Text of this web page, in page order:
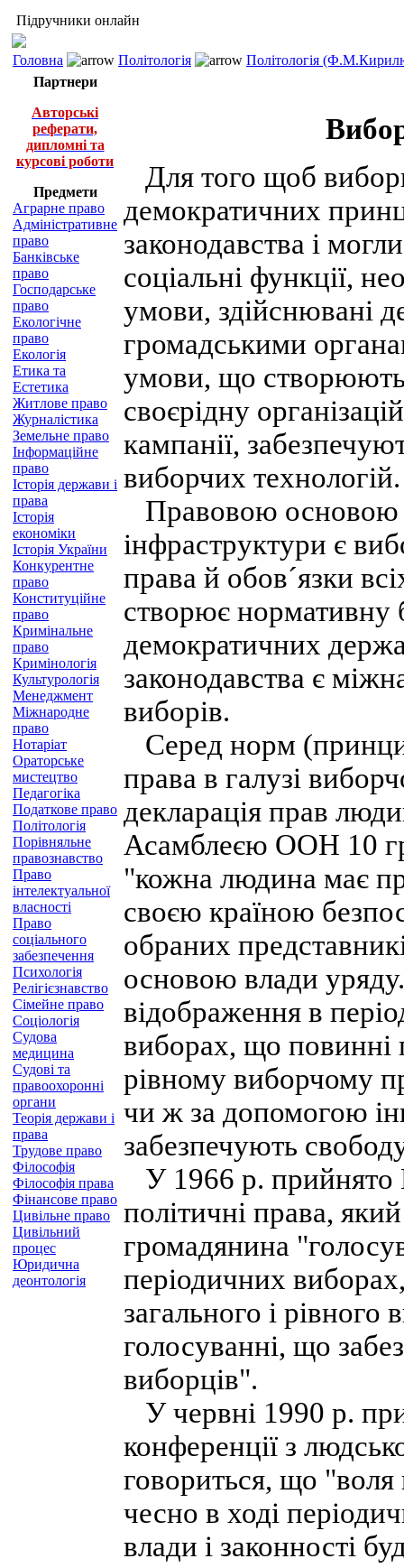
Підручники онлайн
Головна Політологія
Політологія
Партнери
Авторські
реферати,
дипломні та
курсові роботи
Предмети
Аграрне право
Адміністративне
право
Банківське
право
Господарське
право
Екологічне
право
Екологія
Етика та
Естетика
Житлове право
Журналістика
Земельне право
Інформаційне
право
Історія держави і
права
Історія
економіки
Історія України
Конкурентне
право
Конституційне
право
Кримінальне
право
Кримінологія
Культурологія
Менеджмент
Міжнародне
право
Нотаріат
Ораторське
мистецтво
Педагогіка
Податкове право
Політологія
Порівняльне
правознавство
Право
інтелектуальної
власності
Право
соціального
забезпечення
Психологія
Релігієзнавство
Сімейне право
Соціологія
Судова
медицина
Судові та
правоохоронні
органи
Теорія держави і
права
Трудове право
Філософія
Філософія права
Фінансове право
Цивільне право
Цивільний
процес
Юридична
деонтологія
Для того щоб
демократичних
законодавства і
соціальні функції,
умови, здійснювані
громадськими
умови, що
своєрідну
кампанії,
виборчих технологій.
Правовою основою
інфраструктури є
права й обов´язки
створює нормативну
демократичних
законодавства є
виборів.
Серед норм
права в галузі
декларація прав
Асамблеєю ООН 10
"кожна людина має
своєю країною
обраних
основою влади
відображення в
виборах, що повинні
рівному виборчому
чи ж за допомогою
забезпечують
У 1966 р. прийнято
політичні права,
громадянина
періодичних
загального і
голосуванні, що
виборців".
У червні 1990 р.
конференції з
говориться, що "воля
чесно в ході
влади і законності